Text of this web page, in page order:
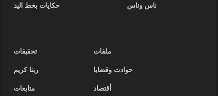
ناس وناس
حكايات بخط اليد
ملفات
تحقيقات
حوادث وقضايا
ربنا كريم
أقتصاد
متابعات